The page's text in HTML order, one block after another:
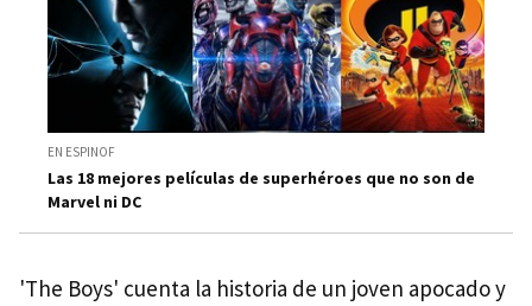
EN ESPINOF
Las 18 mejores películas de superhéroes que no son de
Marvel ni DC
'The Boys' cuenta la historia de un joven apocado y